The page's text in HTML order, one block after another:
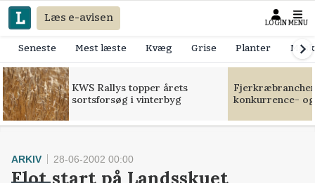
Læs e-avisen LOGIN MENU
Seneste Mest læste Kvæg Grise Planter
KWS Rallys topper årets
sortsforsøg i vinterbyg
konkurrence-
ARKIV 28-06-2002 00:00
Flot start på Landsskuet